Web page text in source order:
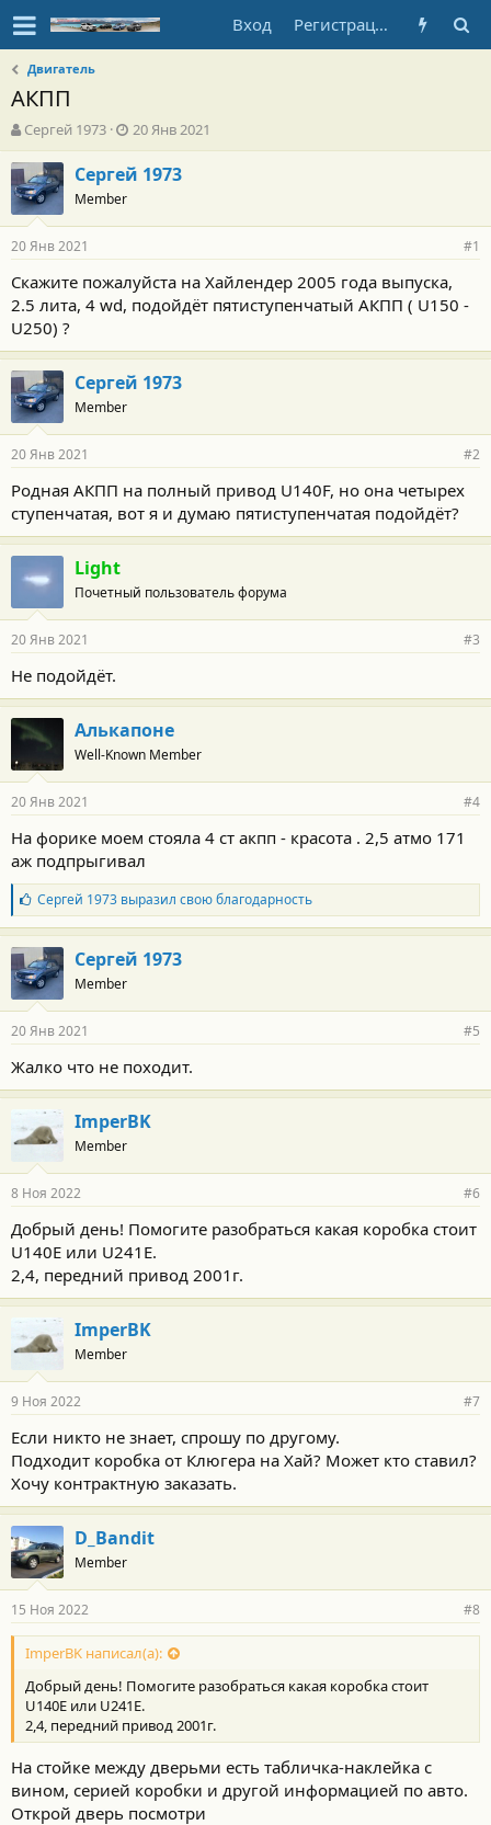
Вход Регистрация
Двигатель
АКПП
А
в
т
о
р
т
е
м
ы
Сергей 1973
Д
а
т
а
а
а
л
а
20 Янв 2021
Сергей 1973
Member
20 Янв 2021 #1
Скажите пожалуйста на Хайлендер 2005 года выпуска,
2.5 лита, 4 wd, подойдёт пятиступенчатый АКПП ( U150 -
U250) ?
Сергей 1973
Member
20 Янв 2021 #2
Родная АКПП на полный привод U140F, но она четырех
ступенчатая, вот я и думаю пятиступенчатая подойдёт?
Light
Почетный пользователь форума
20 Янв 2021 #3
Не подойдёт.
Алькапоне
Well-Known Member
20 Янв 2021 #4
На форике моем стояла 4 ст акпп - красота . 2,5 атмо 171
аж подпрыгивал
Б
л
а
г
о
д
а
н
с
т
и
:
Сергей 1973выразил свою благодарность
Сергей 1973
Member
20 Янв 2021 #5
Жалко что не походит.
ImperBK
Member
8 Ноя 2022 #6
Добрый день! Помогите разобраться какая коробка стоит
U140Е или U241Е.
2,4, передний привод 2001г.
ImperBK
Member
9 Ноя 2022 #7
Если никто не знает, спрошу по другому.
Подходит коробка от Клюгера на Хай? Может кто ставил?
Хочу контрактную заказать.
D_Bandit
Member
15 Ноя 2022 #8
ImperBK написал(а):
Добрый день! Помогите разобраться какая коробка стоит
U140Е или U241Е.
2,4, передний привод 2001г.
На стойке между дверьми есть табличка-наклейка с
вином, серией коробки и другой информацией по авто.
Открой дверь посмотри